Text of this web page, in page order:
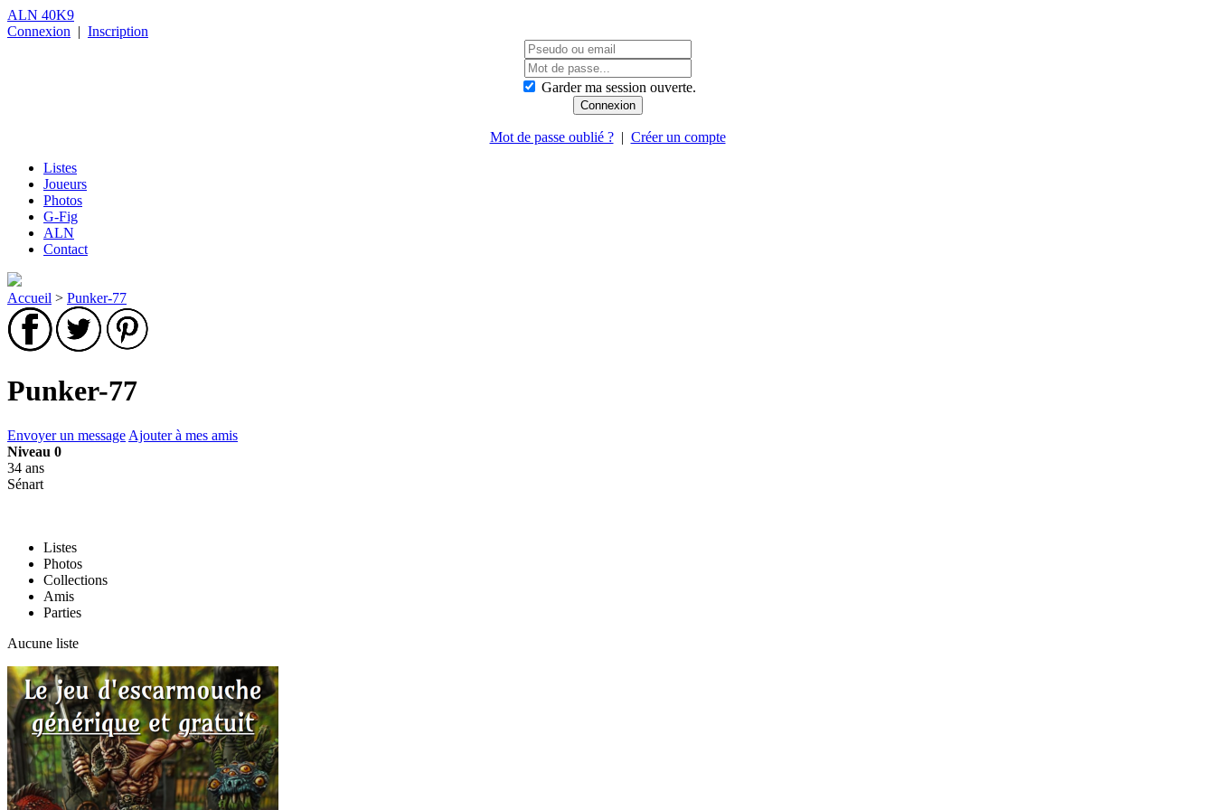
ALN 40K9
Connexion | Inscription
Garder ma session ouverte.
Mot de passe oublié ?| Créer un compte
Listes
Joueurs
Photos
G-Fig
ALN
Contact
Accueil > Punker-77
Punker-77
Envoyer un message Ajouter à mes amis
Niveau 0
34 ans
Sénart
Listes
Photos
Collections
Amis
Parties
Aucune liste